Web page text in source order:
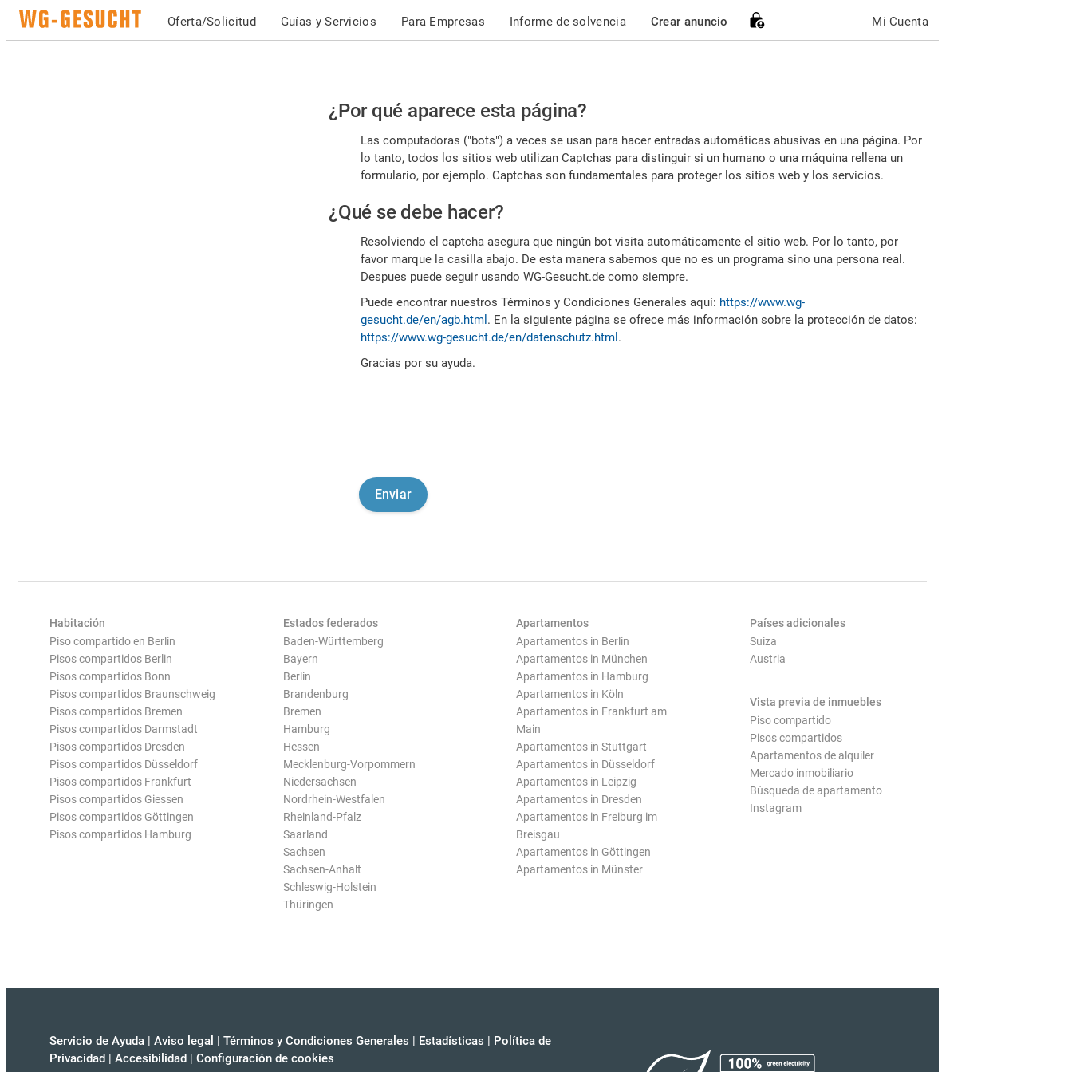
Oferta/Solicitud Guías y Servicios Para Empresas Informe de solvencia Crear anuncio Mi Cuenta
Por
favor,
confirme
es
humano
¿Por qué aparece esta página?
Las computadoras ("bots") a veces se usan para hacer entradas automáticas abusivas en una página. Por
lo tanto, todos los sitios web utilizan Captchas para distinguir si un humano o una máquina rellena un
formulario, por ejemplo. Captchas son fundamentales para proteger los sitios web y los servicios.
¿Qué se debe hacer?
Resolviendo el captcha asegura que ningún bot visita automáticamente el sitio web. Por lo tanto, por
favor marque la casilla abajo. De esta manera sabemos que no es un programa sino una persona real.
Despues puede seguir usando WG-Gesucht.de como siempre.
Puede encontrar nuestros Términos y Condiciones Generales aquí: https://www.wg-
gesucht.de/en/agb.html . En la siguiente página se ofrece más información sobre la protección de datos:
https://www.wg-gesucht.de/en/datenschutz.html .
Gracias por su ayuda.
Habitación
Piso compartido en Berlin
Pisos compartidos Berlin
Pisos compartidos Bonn
Pisos compartidos Braunschweig
Pisos compartidos Bremen
Pisos compartidos Darmstadt
Pisos compartidos Dresden
Pisos compartidos Düsseldorf
Pisos compartidos Frankfurt
Pisos compartidos Giessen
Pisos compartidos Göttingen
Pisos compartidos Hamburg
Estados federados
Baden-Württemberg
Bayern
Berlin
Brandenburg
Bremen
Hamburg
Hessen
Mecklenburg-Vorpommern
Niedersachsen
Nordrhein-Westfalen
Rheinland-Pfalz
Saarland
Sachsen
Sachsen-Anhalt
Schleswig-Holstein
Thüringen
Apartamentos
Apartamentos in Berlin
Apartamentos in München
Apartamentos in Hamburg
Apartamentos in Köln
Apartamentos in Frankfurt am
Main
Apartamentos in Stuttgart
Apartamentos in Düsseldorf
Apartamentos in Leipzig
Apartamentos in Dresden
Apartamentos in Freiburg im
Breisgau
Apartamentos in Göttingen
Apartamentos in Münster
Países adicionales
Suiza
Austria
Vista previa de inmuebles
Piso compartido
Pisos compartidos
Apartamentos de alquiler
Mercado inmobiliario
Búsqueda de apartamento
Instagram
Servicio de Ayuda | Aviso legal | Términos y Condiciones Generales | Estadísticas | Política de
Privacidad | Accesibilidad | Configuración de cookies